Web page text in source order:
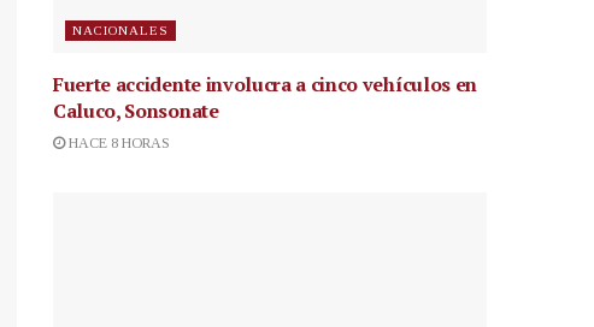
NACIONALES
Fuerte accidente involucra a cinco vehículos en
Caluco, Sonsonate
HACE 8 HORAS